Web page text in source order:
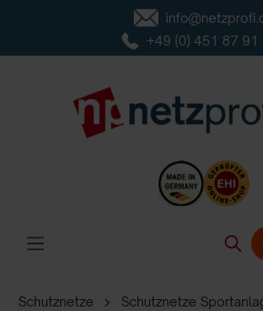
+49 (0) 451 87 91
Schutznetze
Schutznetze